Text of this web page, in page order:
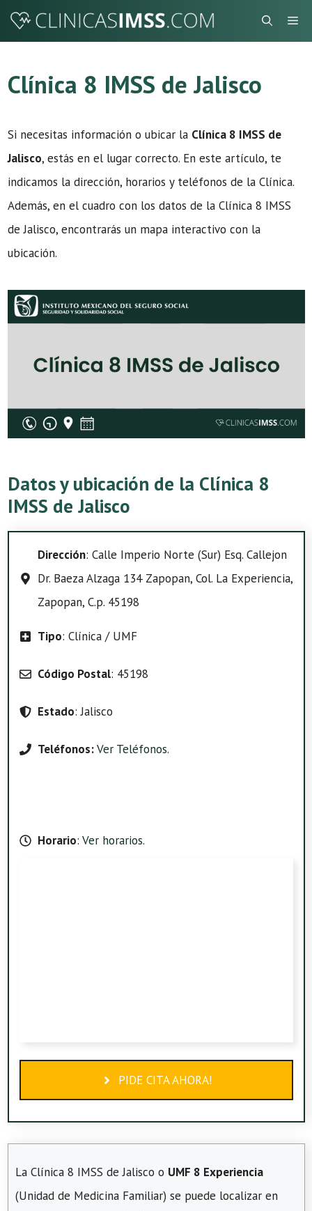
Saltar
Clínica 8 IMSS de Jalisco
Si necesitas información o ubicar la Clínica 8 IMSS de
Jalisco, estás en el lugar correcto. En este artículo, te
indicamos la dirección, horarios y teléfonos de la Clínica.
Además, en el cuadro con los datos de la Clínica 8 IMSS
de Jalisco, encontrarás un mapa interactivo con la
ubicación.
Datos y ubicación de la Clínica 8
IMSS de Jalisco
Dirección: Calle Imperio Norte (Sur) Esq. Callejon
Dr. Baeza Alzaga 134 Zapopan, Col. La Experiencia,
Zapopan, C.p. 45198
Tipo: Clínica / UMF
Código Postal: 45198
Estado: Jalisco
Teléfonos:Ver Teléfonos.
Horario: Ver horarios.
PIDE CITA AHORA!
La Clínica 8 IMSS de Jalisco o UMF 8 Experiencia
(Unidad de Medicina Familiar) se puede localizar en